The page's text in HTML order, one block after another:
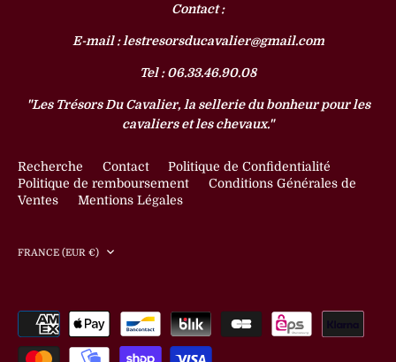
Contact :
E-mail : lestresorsducavalier@gmail.com
Tel : 06.33.46.90.08
"Les Trésors Du Cavalier, la sellerie du bonheur pour les
cavaliers et les chevaux."
Recherche Contact
Politique de Confidentialité
Politique de remboursement
Conditions Générales de
Ventes
Mentions Légales
Devise
FRANCE (EUR €)